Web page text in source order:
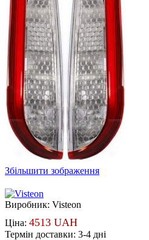
Збільшити зображення
Виробник: Visteon
Ціна: 4513 UAH
Термін доставки: 3-4 дні